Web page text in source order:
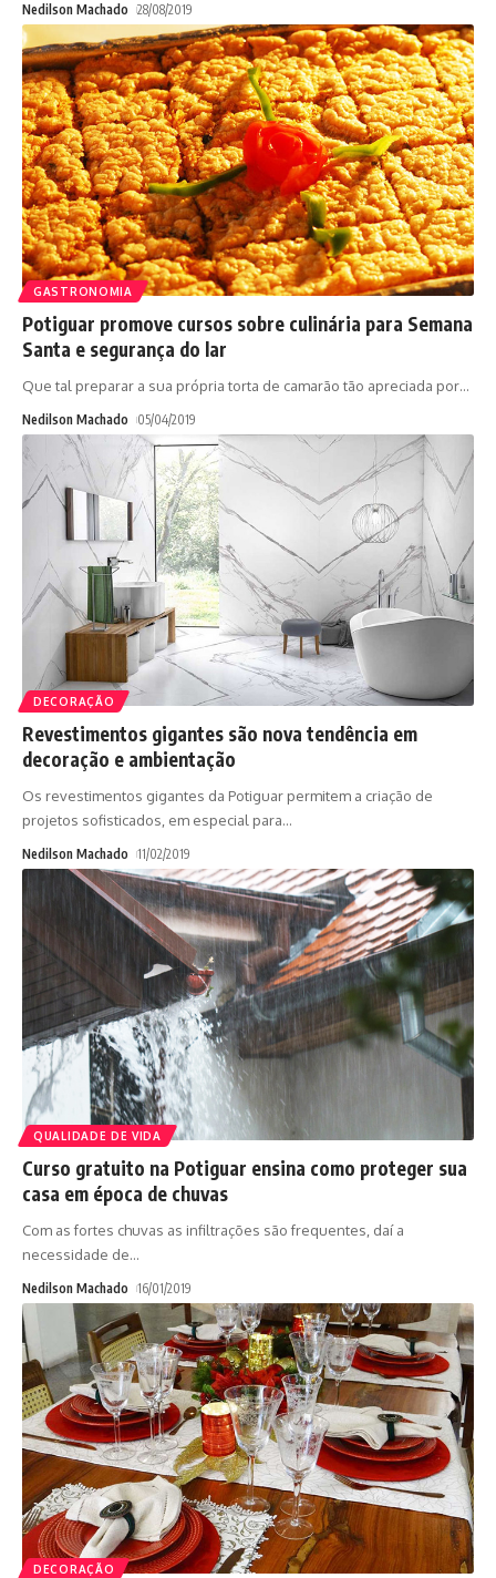
Nedilson Machado 28/08/2019
GASTRONOMIA
Potiguar promove cursos sobre culinária para Semana
Santa e segurança do lar
Que tal preparar a sua própria torta de camarão tão apreciada por…
Nedilson Machado 05/04/2019
DECORAÇÃO
Revestimentos gigantes são nova tendência em
decoração e ambientação
Os revestimentos gigantes da Potiguar permitem a criação de
projetos sofisticados, em especial para…
Nedilson Machado 11/02/2019
QUALIDADE DE VIDA
Curso gratuito na Potiguar ensina como proteger sua
casa em época de chuvas
Com as fortes chuvas as infiltrações são frequentes, daí a
necessidade de…
Nedilson Machado 16/01/2019
DECORAÇÃO